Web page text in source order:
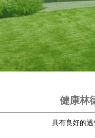
健康林
具有良好的